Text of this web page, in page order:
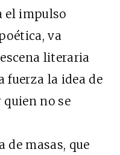
el impulso
va
literaria
fuerza la idea de
quien no se
masas, que